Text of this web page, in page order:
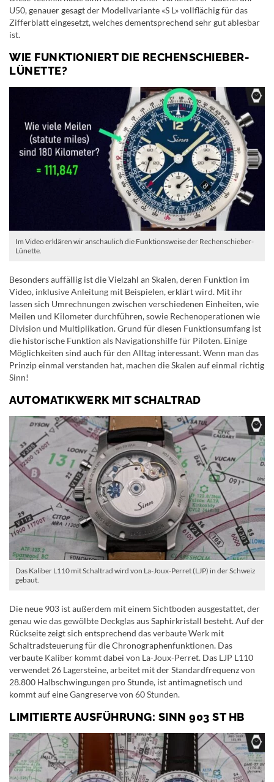
U50, genauer gesagt der Modellvariante «S L» vollflächig für das
Zifferblatt eingesetzt, welches dementsprechend sehr gut ablesbar
ist.
WIE FUNKTIONIERT DIE RECHENSCHIEBER-
LÜNETTE?
Im Video erklären wir anschaulich die Funktionsweise der Rechenschieber-
Lünette.
Besonders auffällig ist die Vielzahl an Skalen, deren Funktion im
Video, inklusive Anleitung mit Beispielen, erklärt wird. Mit ihr
lassen sich Umrechnungen zwischen verschiedenen Einheiten, wie
Meilen und Kilometer durchführen, sowie Rechenoperationen wie
Division und Multiplikation. Grund für diesen Funktionsumfang ist
die historische Funktion als Navigationshilfe für Piloten. Einige
Möglichkeiten sind auch für den Alltag interessant. Wenn man das
Prinzip einmal verstanden hat, machen die Skalen auf einmal richtig
Sinn!
AUTOMATIKWERK MIT SCHALTRAD
Das Kaliber L110 mit Schaltrad wird von La-Joux-Perret (LJP) in der Schweiz
gebaut.
Die neue 903 ist außerdem mit einem Sichtboden ausgestattet, der
genau wie das gewölbte Deckglas aus Saphirkristall besteht. Auf der
Rückseite zeigt sich entsprechend das verbaute Werk mit
Schaltradsteuerung für die Chronographenfunktionen. Das
verbaute Kaliber kommt dabei von La-Joux-Perret. Das LJP L110
verwendet 26 Lagersteine, arbeitet mit der Standardfrequenz von
28.800 Halbschwingungen pro Stunde, ist antimagnetisch und
kommt auf eine Gangreserve von 60 Stunden.
LIMITIERTE AUSFÜHRUNG: SINN 903 ST HB